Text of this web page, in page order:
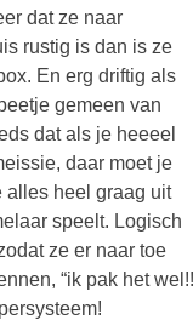
dat ze naar
rustig is dan is ze
En erg driftig als
gemeen van
dat als je heeeel
daar moet je
alles heel graag uit
speelt. Logisch
ze er naar toe
“ik pak het wel!!